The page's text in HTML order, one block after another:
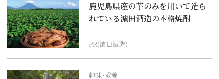
鹿児島県産の芋のみを用いて造ら
れている濵田酒造の本格焼酎
PR(濵田酒造)
趣味･教養